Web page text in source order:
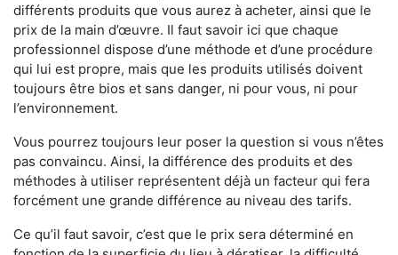
différents produits que vous aurez à acheter, ainsi que le
prix de la main d’œuvre. Il faut savoir ici que chaque
professionnel dispose d’une méthode et d’une procédure
qui lui est propre, mais que les produits utilisés doivent
toujours être bios et sans danger, ni pour vous, ni pour
l’environnement.
Vous pourrez toujours leur poser la question si vous n’êtes
pas convaincu. Ainsi, la différence des produits et des
méthodes à utiliser représentent déjà un facteur qui fera
forcément une grande différence au niveau des tarifs.
Ce qu’il faut savoir, c’est que le prix sera déterminé en